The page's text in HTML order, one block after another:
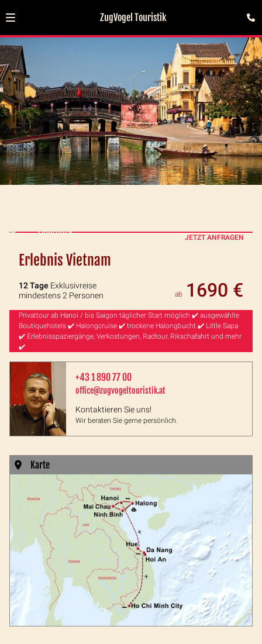
ZugVogel Touristik
Überblick
JETZT ANFRAGEN
Erlebnis Vietnam
12 Tage Exklusivreise
mindestens 2 Personen
ab 1690 €
Privattour ab Hanoi / bis Saigon täglicher Start möglich ✔️ ausgewählte
Boutiquehotels ✔️ Halongcruise ✔️ trockene Halongbucht ✔️ Little Sapa
✔️ Erlebnisspaziergänge, Verkostungen, Radtour, Rikschafahrt und mehr
✔️
+43 1 890 77 00
office@zugvogeltouristik.at
Kontaktieren Sie uns!
Wir beraten Sie gerne persönlich.
Karte